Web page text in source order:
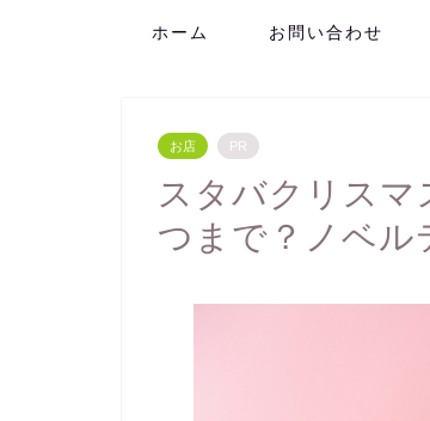
ホーム お問い合わせ
お店 PR
スタバクリス
つまで？ノベル